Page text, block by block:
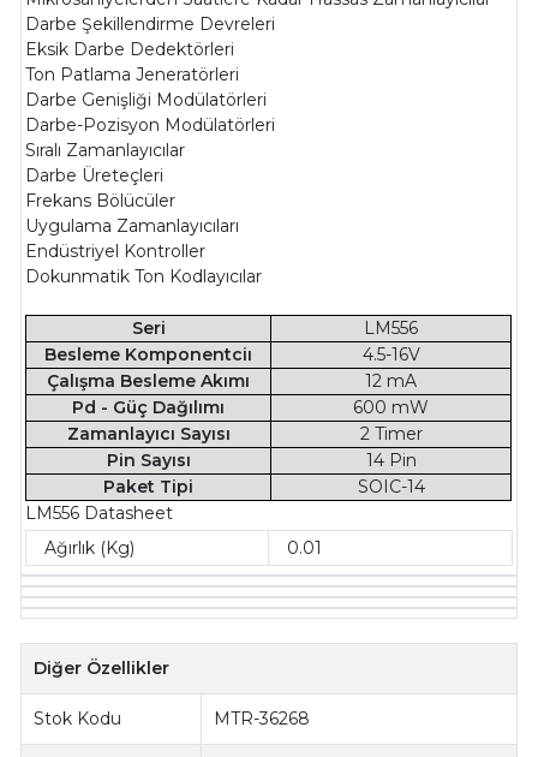
Darbe Şekillendirme Devreleri
Eksik Darbe Dedektörleri
Ton Patlama Jeneratörleri
Darbe Genişliği Modülatörleri
Darbe-Pozisyon Modülatörleri
Sıralı Zamanlayıcılar
Darbe Üreteçleri
Frekans Bölücüler
Uygulama Zamanlayıcıları
Endüstriyel Kontroller
Dokunmatik Ton Kodlayıcılar
Seri
LM556
Besleme Komponentciı
4.5-16V
Çalışma Besleme Akımı
12 mA
Pd - Güç Dağılımı
600 mW
Zamanlayıcı Sayısı
2 Timer
Pin Sayısı
14 Pin
Paket Tipi
SOIC-14
LM556 Datasheet
Ağırlık (Kg)
0.01
Diğer Özellikler
Stok Kodu MTR-36268